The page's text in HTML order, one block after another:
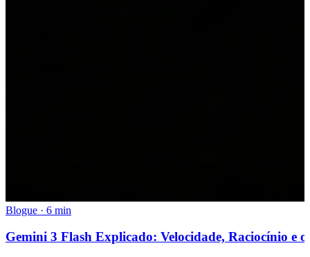
Blogue · 6 min
Gemini 3 Flash Explicado: Velocidade, Raciocínio e